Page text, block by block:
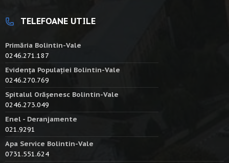
TELEFOANE UTILE
Primăria Bolintin-Vale
0246.271.187
Evidența Populației Bolintin-Vale
0246.270.769
Spitalul Orășenesc Bolintin-Vale
0246.273.049
Enel - Deranjamente
021.9291
Apa Service Bolintin-Vale
0731.551.624